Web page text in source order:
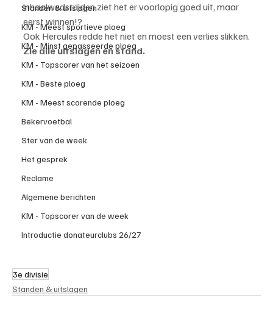
Standen & uitslagen
KM - Meest sportieve ploeg
KM - Minst gepasseerde ploeg
KM - Topscorer van het seizoen
KM - Beste ploeg
KM - Meest scorende ploeg
Bekervoetbal
Ster van de week
Het gesprek
Reclame
Algemene berichten
KM - Topscorer van de week
Introductie donateurclubs 26/27
inhaalwedstrijden ziet het er voorlopig goed uit, maar
eerst winnen!?
Ook Hercules redde het niet en moest een verlies slikken.
Zie alle uitslagen en stand.
3e divisie
Standen & uitslagen